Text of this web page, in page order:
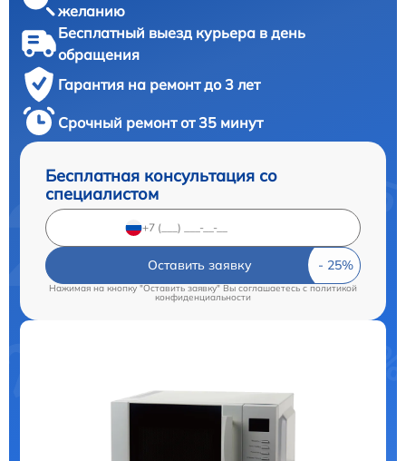
желанию
Бесплатный выезд курьера в день
обращения
Гарантия на ремонт до 3 лет
Срочный ремонт от 35 минут
Бесплатная консультация со
специалистом
Оставить заявку
Нажимая на кнопку "Оставить заявку" Вы соглашаетесь cполитикой
конфиденциальности